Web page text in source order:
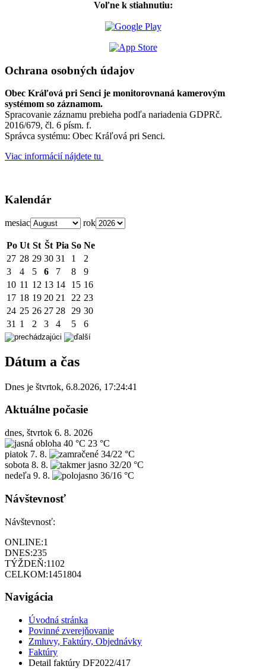
Voľne k stiahnutiu:
Ochrana osobných údajov
Obec Kráľová pri Senci je monitorovnaná kamerovým
systémom so záznamom.
Spracovanie záznamu prebieha podľa nariadenia GDPRč.
2016/679, čl. 6 písm. f.
Správca systému: Obec Kráľová pri Senci.
Viac informácií nájdete tu
Kalendár
mesiac rok
Po Ut St Št Pia So Ne
27 28 29 30 31 1
2
3
4 5 6 7 8
9
10 11 12 13 14 15 16
17 18 19 20 21 22 23
24 25 26 27 28 29 30
31 1 2 3 4 5 6
Dátum a čas
Dnes je štvrtok, 6.8.2026, 17:24:41
Aktuálne počasie
dnes, štvrtok 6. 8. 2026
40 °C 23 °C
piatok 7. 8.
34/22 °C
sobota 8. 8.
32/20 °C
nedeľa 9. 8. 36/16 °C
Návštevnosť
Návštevnosť:
ONLINE:1
DNES:235
TÝŽDEŇ:1102
CELKOM:1451804
Navigácia
Úvodná stránka
Povinné zverejňovanie
Zmluvy, Faktúry, Objednávky
Faktúry
Detail faktúry DF2022/417